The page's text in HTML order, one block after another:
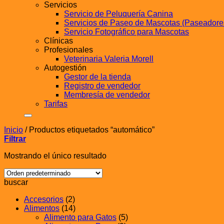
Servicios
Servicio de Peluquería Canina
Servicios de Paseo de Mascotas
Servicio Fotográfico para Mascotas
Clínicas
Profesionales
Veterinaria Valeria Morell
Autogestión
Gestor de la tienda
Registro de vendedor
Membresía de vendedor
Tarifas
Inicio /Productos etiquetados “automático”
Filtrar
Mostrando el único resultado
buscar
Accesorios (2)
Alimentos (14)
Alimento para Gatos (5)